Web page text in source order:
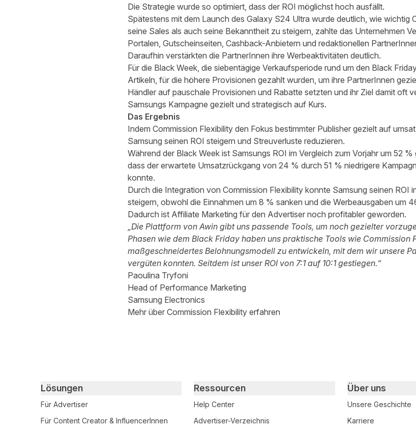
Die Strategie wurde so optimiert, dass der ROI möglichst hoch ausfällt.
Spätestens mit dem Launch des Galaxy S24 Ultra wurde deutlich, wie wichtig
seine Sales als auch seine Bekanntheit zu steigern, zahlte das Unternehmen
Portalen, Gutscheinseiten, Cashback-Anbietern und redaktionellen
Daraufhin verstärkten die PartnerInnen ihre Werbeaktivitäten deutlich.
Für die Black Week, die siebentägige Verkaufsperiode rund um den Black
Artikeln, für die höhere Provisionen gezahlt wurden, um ihre PartnerInnen
Händler auf pauschale Provisionen und Rabatte setzten und ihr Ziel damit oft
Samsungs Kampagne gezielt und strategisch auf Kurs.
Das Ergebnis
Indem Commission Flexibility den Fokus bestimmter Publisher gezielt auf
Samsung seinen ROI steigern und Streuverluste reduzieren.
Während der Black Week ist Samsungs ROI im Vergleich zum Vorjahr um 52
dass der erwartete Umsatzrückgang von 24 % durch 51 % niedrigere
konnte.
Durch die Integration von Commission Flexibility konnte Samsung seinen ROI
steigern, obwohl die Einnahmen um 8 % sanken und die Werbeausgaben um
Dadurch ist Affiliate Marketing für den Advertiser noch profitabler geworden.
„Die Plattform von Awin gibt uns passende Tools, um noch gezielter
Phasen wie dem Black Friday haben uns praktische Tools wie Commission
maßgeschneidertes Belohnungsmodell zu entwickeln, mit dem wir unsere
vergüten konnten. Seitdem ist unser ROI von 7:1 auf 10:1 gestiegen.“
Paoulina Tryfoni
Head of Performance Marketing
Samsung Electronics
Mehr über Commission Flexibility erfahren
Primary footer navigation
Lösungen
Für Advertiser
Für Content Creator & InfluencerInnen
Ressourcen
Help Center
Advertiser-Verzeichnis
Über uns
Unsere Geschichte
Karriere